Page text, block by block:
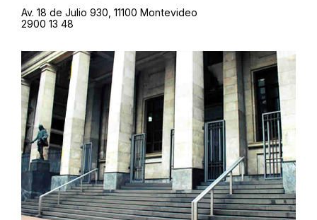
Av. 18 de Julio 930, 11100 Montevideo
2900 13 48